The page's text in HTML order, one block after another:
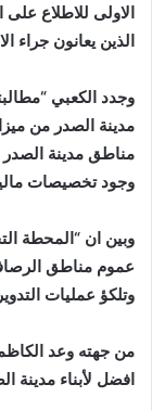
الاولى للاطلاع
الذين يعانون جراء
وجدد الكعبي
مدينة الصدر من
مناطق مدينة الصدر
وجود تخصيصات
وبين ان “المحطة
عموم مناطق
وتلكؤ عمليات
من جهته وعد
افضل لأبناء مدينة